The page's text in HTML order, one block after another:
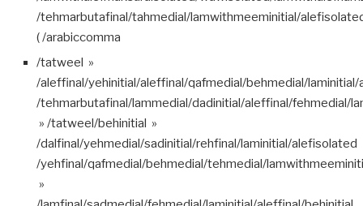
/tehmarbutafinal/tahmedial/lamwithmeeminitial/
( /arabiccomma
/tatweel »
/aleffinal/yehinitial/aleffinal/qafmedial/behmedial/
/tehmarbutafinal/lammedial/dadinitial/aleffinal/fehmedial/
» /tatweel/behinitial »
/dalfinal/yehmedial/sadinitial/rehfinal/laminitial/alefisolated
/yehfinal/qafmedial/behmedial/tehmedial/
»